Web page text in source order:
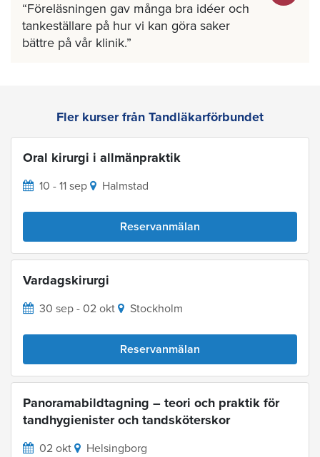
Föreläsningen gav många bra idéer och
tankeställare på hur vi kan göra saker
bättre på vår klinik.
Fler kurser från Tandläkarförbundet
Oral kirurgi i allmänpraktik
10 - 11 sep Halmstad
Reservanmälan
Vardagskirurgi
30 sep - 02 okt Stockholm
Reservanmälan
Panoramabildtagning – teori och praktik för
tandhygienister och tandsköterskor
02 okt Helsingborg